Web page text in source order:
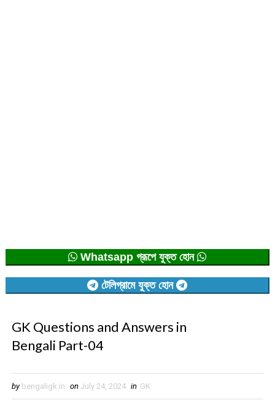
Whatsapp গ্রূপে যুক্ত হোন
টেলিগ্রামে যুক্ত হোন
GK Questions and Answers in
Bengali Part-04
by bengaligk.in on July 24, 2024 in GK